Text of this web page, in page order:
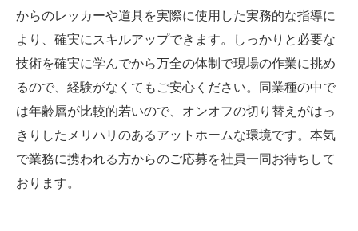
からのレッカーや道具を実際に使用した実務的な指導に
より、確実にスキルアップできます。しっかりと必要な
技術を確実に学んでから万全の体制で現場の作業に挑め
るので、経験がなくてもご安心ください。同業種の中で
は年齢層が比較的若いので、オンオフの切り替えがはっ
きりしたメリハリのあるアットホームな環境です。本気
で業務に携われる方からのご応募を社員一同お待ちして
おります。